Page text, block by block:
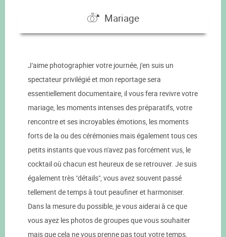
Mariage
J'aime photographier votre journée, j'en suis un
spectateur privilégié et mon reportage sera
essentiellement documentaire, il vous fera revivre votre
mariage, les moments intenses des préparatifs, votre
rencontre et ses incroyables émotions, les moments
forts de la ou des cérémonies mais également tous ces
petits instants que vous n'avez pas forcément vus, le
cocktail où chacun est heureux de se retrouver. Je suis
également très "détails", vous avez souvent passé
tellement de temps à tout peaufiner et harmoniser.
Dans la mesure du possible, je vous aiderai à ce que
vous ayez les photos de groupes que vous souhaiter
mais que cela ne vous prenne pas tout votre temps,